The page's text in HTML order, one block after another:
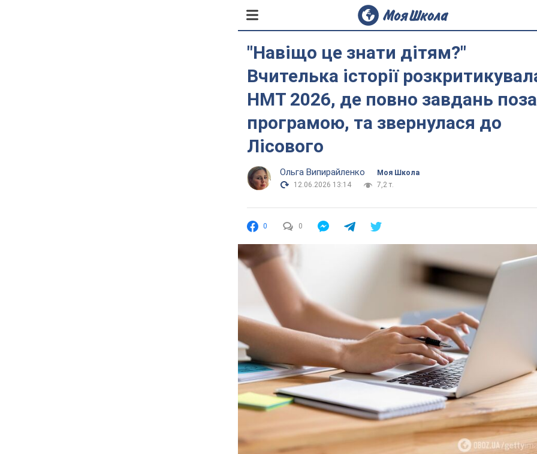
"Навіщо це знати дітям?"
Вчителька історії
НМТ 2026, де повно завдань поза
програмою, та звернулася до
Лісового
Ольга Випирайленко
Моя Школа
12.06.2026 13:14
7,2 т.
0 0